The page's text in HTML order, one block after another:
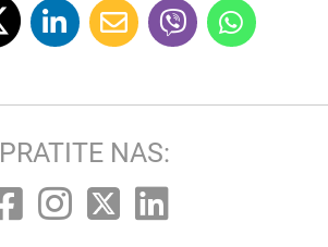
PRATITE NAS: